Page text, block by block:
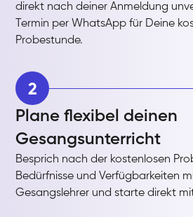
direkt nach deiner Anmeldung
Termin per WhatsApp für Deine
Probestunde.
2
Plane flexibel deinen
Gesangsunterricht
Besprich nach der kostenlosen
Bedürfnisse und Verfügbarkeiten
Gesangslehrer und starte direkt